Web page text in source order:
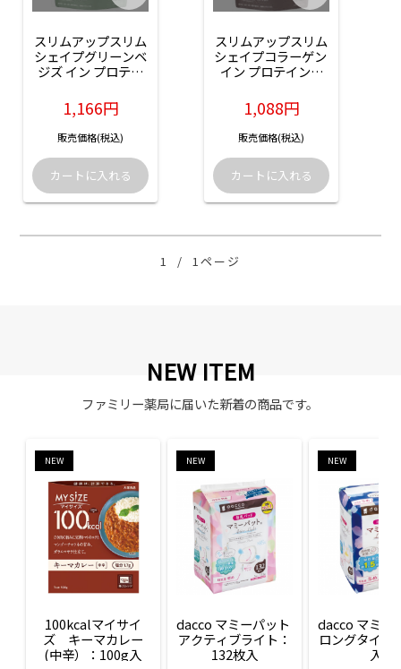
スリムアップスリム
シェイプグリーンベ
ジズ イン プロテイ
1,166円
販売価格(税込)
スリムアップスリム
シェイプコラーゲン
イン プロテイン：
1,088円
販売価格(税込)
1 / 1ページ
NEW ITEM
ファミリー薬局に届いた新着の商品です。
NEW
100kcalマイサイ
ズ　キーマカレー
(中辛）：100g入
NEW
dacco マミーパット
アクティブライト：
132枚入
NEW
dacco マミー
ロングタイム
入